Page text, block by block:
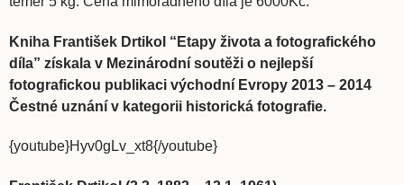
Kniha František Drtikol “Etapy života a fotografického
díla” získala v Mezinárodní soutěži o nejlepší
fotografickou publikaci východní Evropy 2013 – 2014
Čestné uznání v kategorii historická fotografie.
{youtube}Hyv0gLv_xt8{/youtube}